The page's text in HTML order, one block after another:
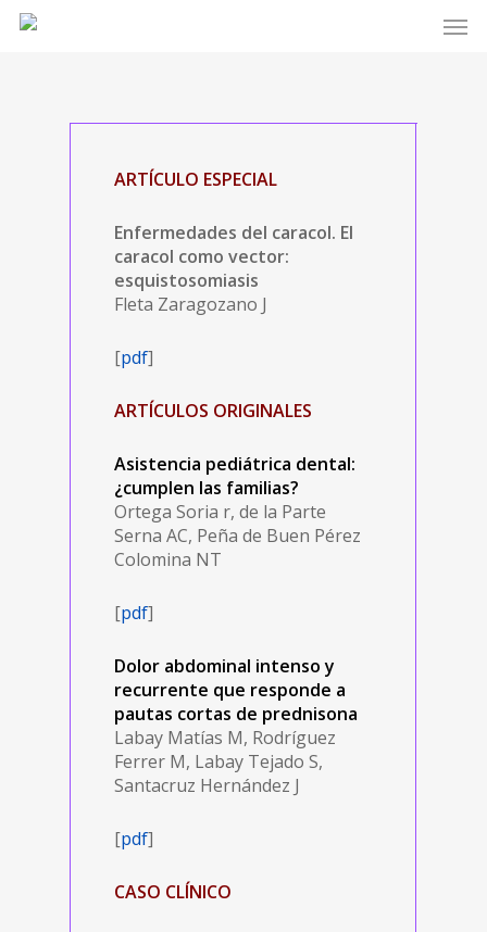
ARTÍCULO ESPECIAL
Enfermedades del caracol. El
caracol como vector:
esquistosomiasis
Fleta Zaragozano J
[pdf]
ARTÍCULOS ORIGINALES
Asistencia pediátrica dental:
¿cumplen las familias?
Ortega Soria r, de la Parte
Serna AC, Peña de Buen Pérez
Colomina NT
[pdf]
Dolor abdominal intenso y
recurrente que responde a
pautas cortas de prednisona
Labay Matías M, Rodríguez
Ferrer M, Labay Tejado S,
Santacruz Hernández J
[pdf]
CASO CLÍNICO